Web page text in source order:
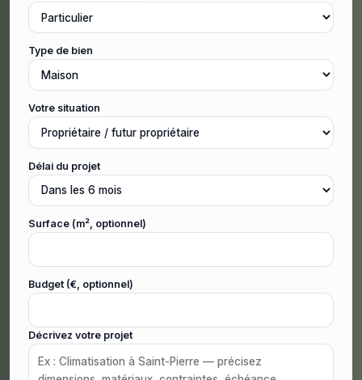
Type de bien
Votre situation
Délai du projet
Surface (m², optionnel)
Budget (€, optionnel)
Décrivez votre projet